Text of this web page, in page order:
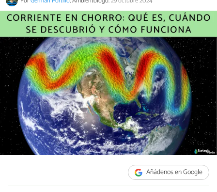
Añádenos en Google